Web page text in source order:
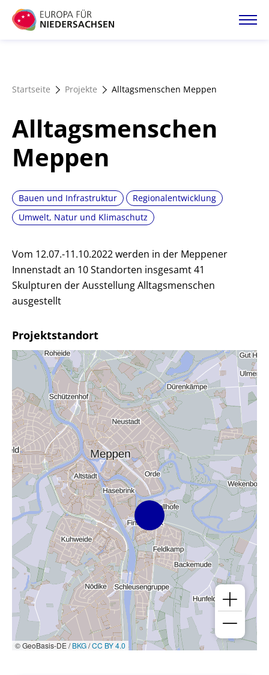
Direkt
zum
Förderangebote
Startseite Projekte Alltagsmenschen Meppen
Alltagsmenschen
Meppen
Bauen und Infrastruktur
Regionalentwicklung
Umwelt, Natur und Klimaschutz
Vom 12.07.-11.10.2022 werden in der Meppener
Innenstadt an 10 Standorten insgesamt 41
Skulpturen der Ausstellung Alltagsmenschen
ausgestellt
Projektstandort
© GeoBasis-DE /BKG/CC BY 4.0